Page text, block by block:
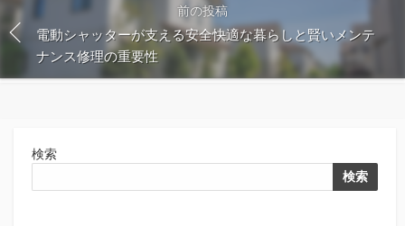
前の投稿
電動シャッターが支える安全快適な暮らしと賢いメンテ
ナンス修理の重要性
検索
検索